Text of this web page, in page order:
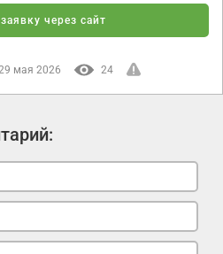
через сайт
мая 2026 24